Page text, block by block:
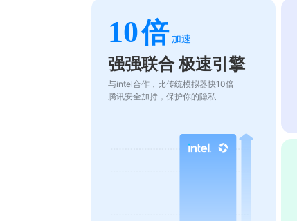
10倍 加速
强强联合 极速引擎
与intel合作，比传统模拟器快10倍
腾讯安全加持，保护你的隐私